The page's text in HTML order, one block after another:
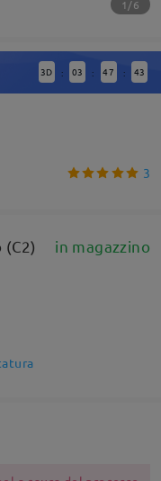
1/6
3D : 03 : 47 : 42
3
in magazzino